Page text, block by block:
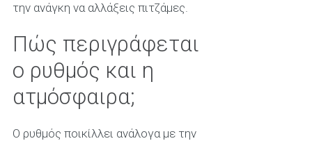
την ανάγκη να αλλάξεις πιτζάμες.
Πώς περιγράφεται
ο ρυθμός και η
ατμόσφαιρα;
Ο ρυθμός ποικίλλει ανάλογα με την